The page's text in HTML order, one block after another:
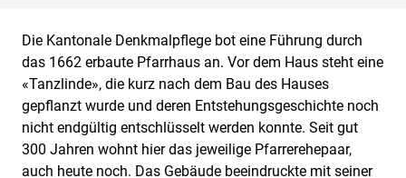
Die Kantonale Denkmalpflege bot eine Führung durch
das 1662 erbaute Pfarrhaus an. Vor dem Haus steht eine
«Tanzlinde», die kurz nach dem Bau des Hauses
gepflanzt wurde und deren Entstehungsgeschichte noch
nicht endgültig entschlüsselt werden konnte. Seit gut
300 Jahren wohnt hier das jeweilige Pfarrerehepaar,
auch heute noch. Das Gebäude beeindruckte mit seiner